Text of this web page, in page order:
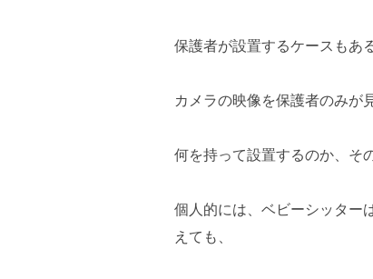
保護者が設置するケースもあ
カメラの映像を保護者のみが
何を持って設置するのか、そ
個人的には、ベビーシッター
えても、